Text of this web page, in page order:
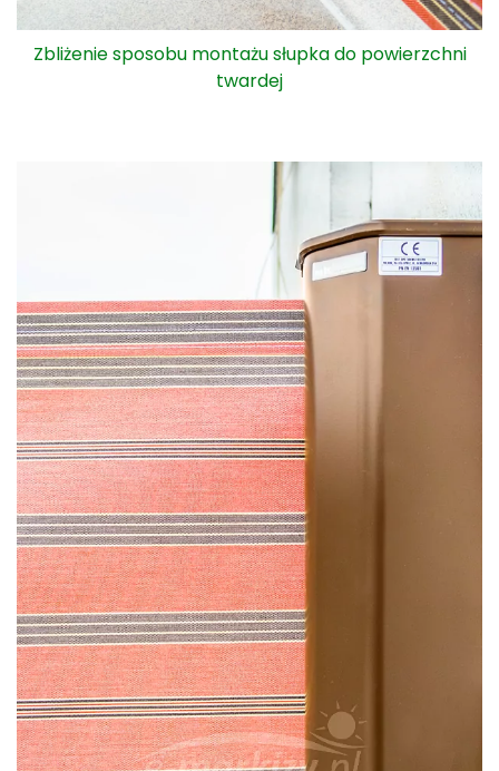
Tkanina markizy bocznej Bora chowa się w całości w
kasecie ochronnej